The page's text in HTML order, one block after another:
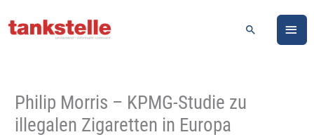
Inhalt
Suchen
Philip Morris – KPMG-Studie zu
illegalen Zigaretten in Europa